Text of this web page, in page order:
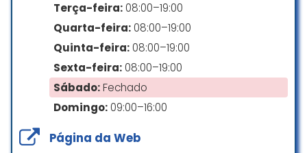
há anos conheço essa empresa
de arquitetura, sempre fui muito
bem atendido.
e já indiquei para diversas pessoas
e continuo confiando no trabalho
dessa equipe de profissionais.
Parabéns Roberto e Simone(
Terça-feira: 08:00–19:00
Quarta-feira: 08:00–19:00
Quinta-feira: 08:00–19:00
Sexta-feira: 08:00–19:00
Sábado:Fechado
Domingo: 09:00–16:00
Página da Web